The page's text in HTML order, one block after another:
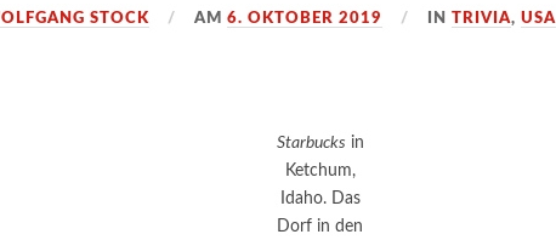
STOCK AM6. OKTOBER 2019 INTRIVIA,USA
Starbucks in
Ketchum,
Idaho. Das
Dorf in den